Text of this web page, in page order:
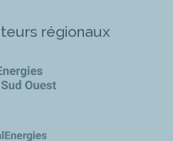
régionaux